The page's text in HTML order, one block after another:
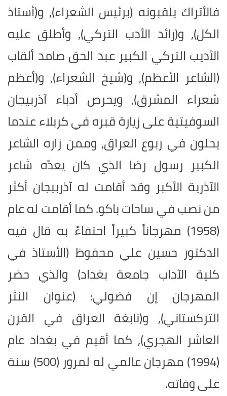
فالأتراك يلقبونه (برئيس الشعراء), و(أستاذ
الكل), و(رائد الأدب التركي), وأطلق عليه
الأديب التركي الكبير عبد الحق صامد ألقاب
(الشاعر الأعظم), و(شيخ الشعراء), و(أعظم
شعراء المشرق), ويحرص أدباء آذربيجان
السوفيتية على زيارة قبره في كربلاء عندما
يحلون في ربوع العراق, وممن زاره الشاعر
الكبير رسول رضا الذي كان يعدّه شاعر
الآذرية الأكبر وقد أقامت له آذربيجان أكثر
من نصب في ساحات باكو. كما أقامت له عام
(1958) مهرجاناً كبيراً احتفاءً به قال فيه
الدكتور حسين علي محفوظ (الأستاذ في
كلية الآداب جامعة بغداد) والذي حضر
المهرجان إن فضولي: (عنوان النثر
التركستاني), و(نابغة العراق في القرن
العاشر الهجري), كما أقيم في بغداد عام
(1994) مهرجان عالمي له لمرور (500) سنة
على وفاته.